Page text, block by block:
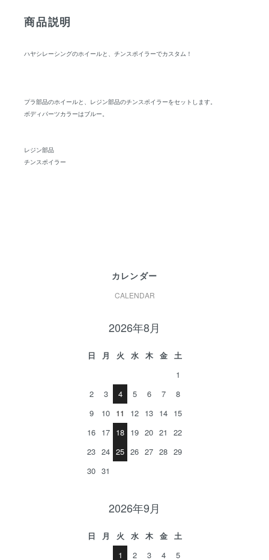
商品説明
ハヤシレーシングのホイールと、チンスポイラーでカスタム！
プラ部品のホイールと、レジン部品のチンスポイラーをセットします。
ボディパーツカラーはブルー。
レジン部品
チンスポイラー
カレンダー
CALENDAR
2026年8月
日 月 火 水 木 金
土
1
2
3 4 5 6 7
8
9
10 11 12 13 14 15
16 17 18 19 20 21
22
23 24 25 26 27 28 29
30 31
2026年9月
日 月 火 水 木 金
土
1
2 3 4
5